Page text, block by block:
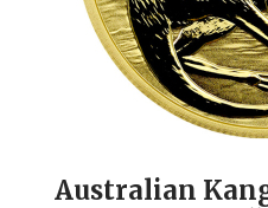
Australian